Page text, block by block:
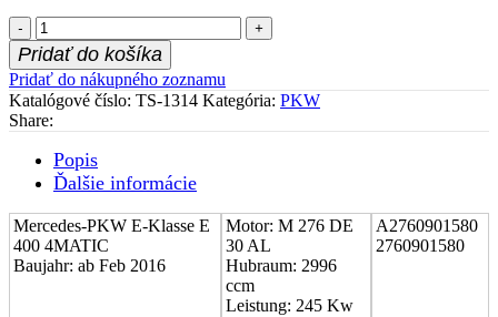
množstvo
Stred
turboduchadla
(CHRA)
Mercedes-
PKW
Klasse
E
4MATIC
A2760901580
Pridať do košíka
Pridať do nákupného zoznamu
Katalógové číslo: TS-1314 Kategória: PKW
Share:
Popis
Ďalšie informácie
Mercedes-PKW E-Klasse E
400 4MATIC
Baujahr: ab Feb 2016
Motor: M 276 DE
30 AL
Hubraum: 2996
ccm
Leistung: 245 Kw
A2760901580
2760901580